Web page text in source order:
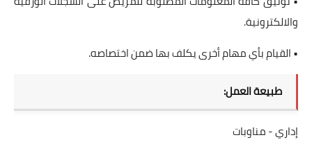
والالكترونية.
• القيام بأي مهام أخرى يكلف بها ضمن اختصاصه.
طبيعة العمل:
إداري - مناوبات